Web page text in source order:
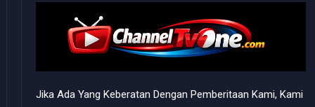
Jika Ada Yang Keberatan Dengan Pemberitaan Kami, Kami